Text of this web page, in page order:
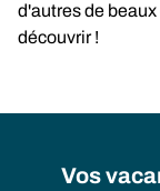
d'autres de
découvrir !
Vos